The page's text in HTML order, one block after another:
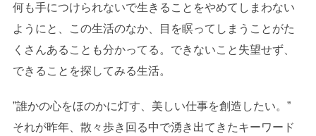
何も手につけられないで生きることをやめてしまわない
ようにと、この生活のなか、目を瞑ってしまうことがた
くさんあることも分かってる。できないこと失望せず、
できることを探してみる生活。
”誰かの心をほのかに灯す、美しい仕事を創造したい。”
それが昨年、散々歩き回る中で湧き出てきたキーワード